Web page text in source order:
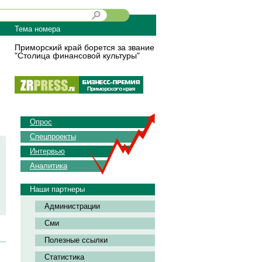
Тема номера
Приморский край борется за звание
"Столица финансовой культуры"
Опрос
Спецпроекты
Интервью
Аналитика
Наши партнеры
Администрации
Сми
Полезные ссылки
Статистика